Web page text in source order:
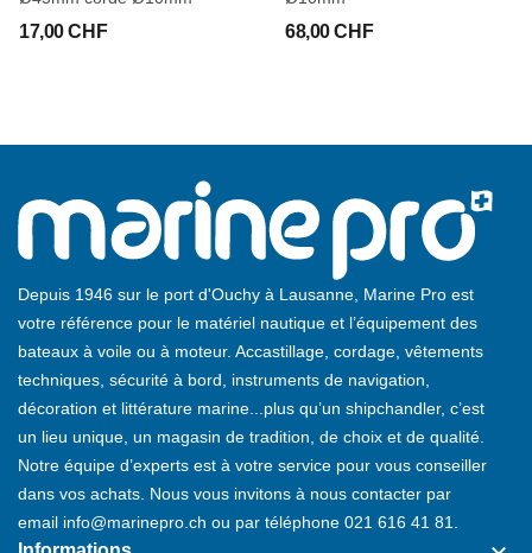
17,00 CHF 68,00 CHF
Depuis 1946 sur le port d'Ouchy à Lausanne, Marine Pro est
votre référence pour le matériel nautique et l’équipement des
bateaux à voile ou à moteur. Accastillage, cordage, vêtements
techniques, sécurité à bord, instruments de navigation,
décoration et littérature marine...plus qu’un shipchandler, c’est
un lieu unique, un magasin de tradition, de choix et de qualité.
Notre équipe d’experts est à votre service pour vous conseiller
dans vos achats. Nous vous invitons à nous contacter par
email info@marinepro.ch ou par téléphone 021 616 41 81